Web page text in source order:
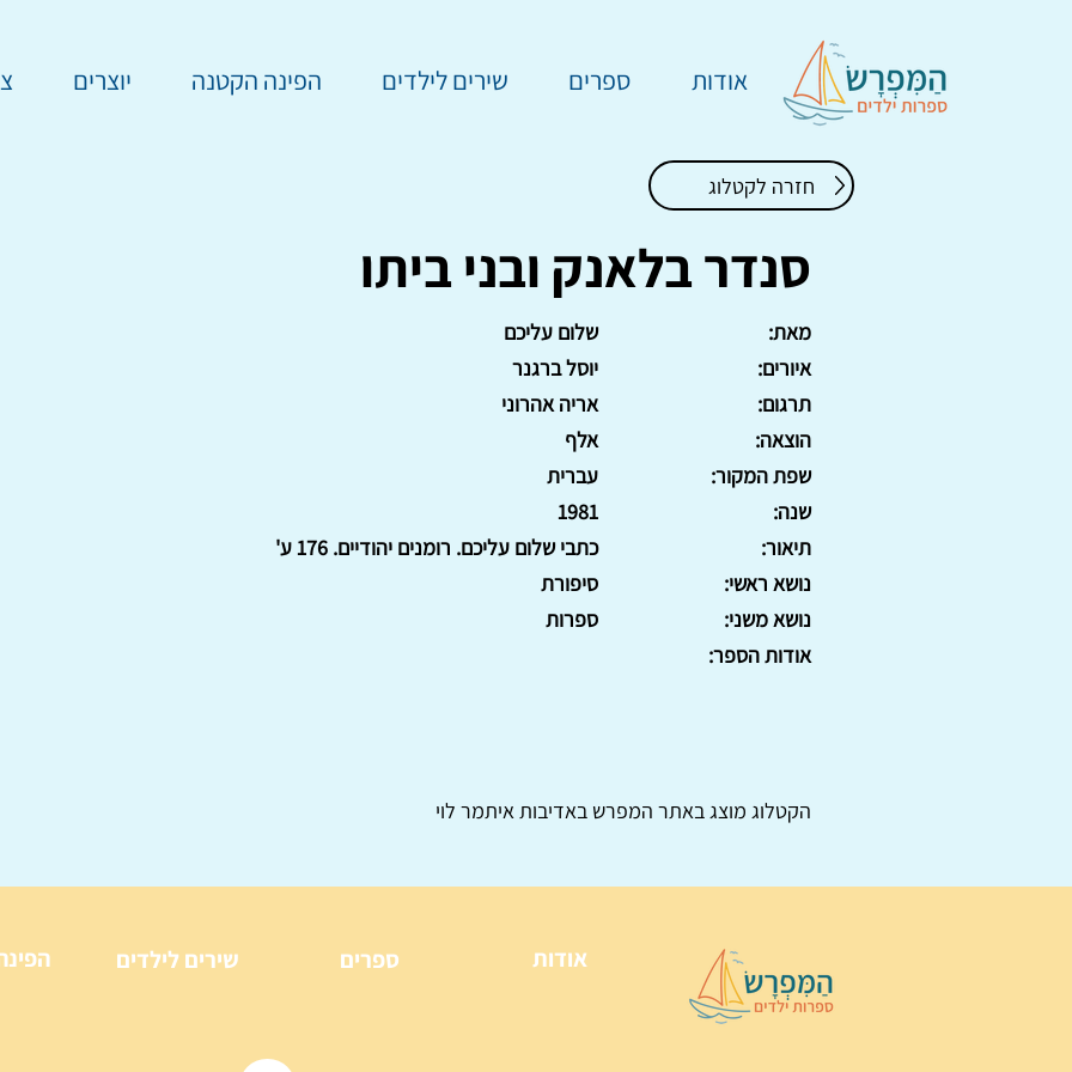
אודות ספרים שירים לילדים הפינה הקטנה יוצרים
חזרה לקטלוג
סנדר בלאנק ובני ביתו
שלום עליכם
מאת:
יוסל ברגנר
איורים:
אריה אהרוני
תרגום:
אלף
הוצאה:
עברית
שפת המקור:
1981
שנה:
כתבי שלום עליכם. רומנים יהודיים. 176 ע'
תיאור:
סיפורת
נושא ראשי:
ספרות
נושא משני:
אודות הספר:
הקטלוג מוצג באתר המפרש באדיבות איתמר לוי
שירים לילדים ספרים אודות